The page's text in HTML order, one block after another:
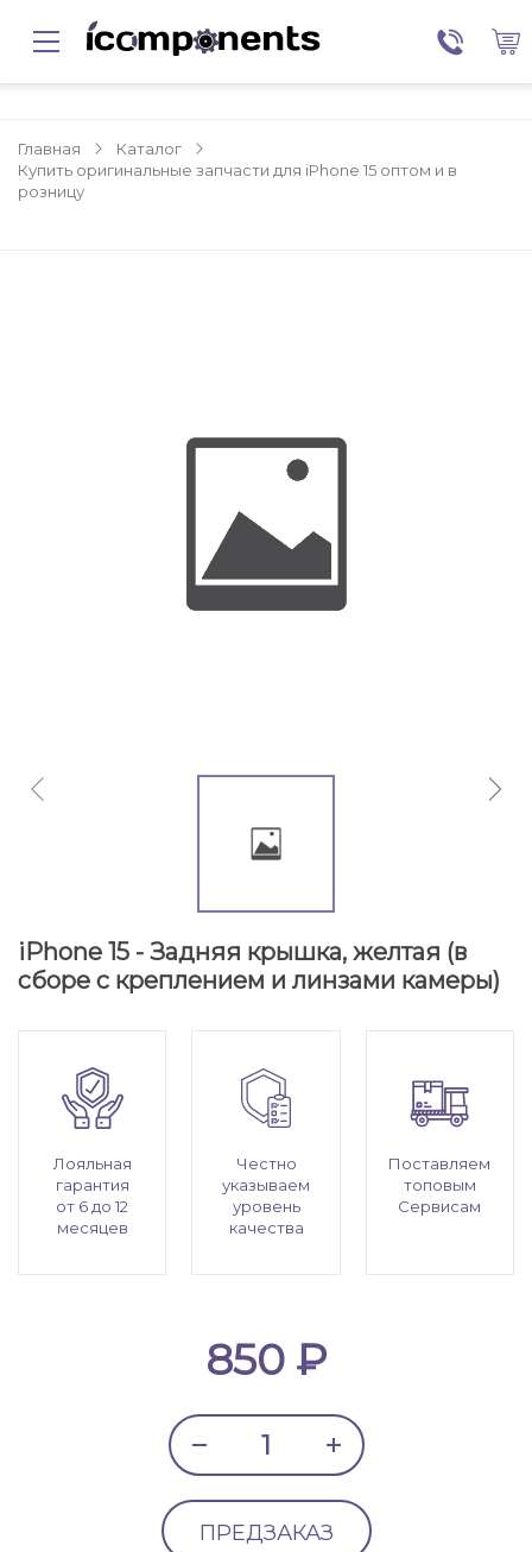
Главная
Каталог
Купить оригинальные запчасти для iPhone 15 оптом и в
розницу
iPhone 15 - Задняя крышка, желтая (в
сборе с креплением и линзами камеры)
Лояльная
гарантия
от 6 до 12
месяцев
Честно
указываем
уровень
качества
Поставляем
топовым
Сервисам
850 ₽
ПРЕДЗАКАЗ